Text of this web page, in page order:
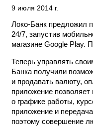
9 июля 2014 г.
Локо-Банк предложил
24/7, запустив
магазине Google Play.
Теперь управлять
Банка получили
и продавать валюту,
приложение
о графике работы,
приложение и
поэтому совершение